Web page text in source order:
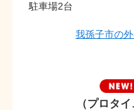
駐車場2台
我孫子市の
（プロタ